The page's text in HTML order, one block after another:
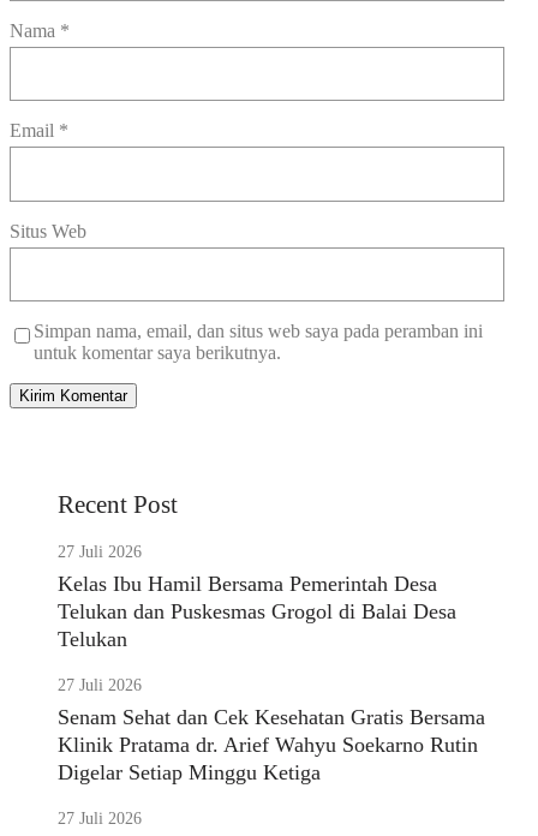
Nama *
Email *
Situs Web
Simpan nama, email, dan situs web saya pada peramban ini
untuk komentar saya berikutnya.
Recent Post
27 Juli 2026
Kelas Ibu Hamil Bersama Pemerintah Desa
Telukan dan Puskesmas Grogol di Balai Desa
Telukan
27 Juli 2026
Senam Sehat dan Cek Kesehatan Gratis Bersama
Klinik Pratama dr. Arief Wahyu Soekarno Rutin
Digelar Setiap Minggu Ketiga
27 Juli 2026